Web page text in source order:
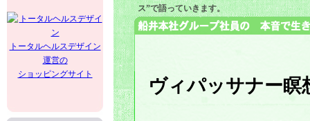
トータルヘルスデザイン
運営の
ショッピングサイト
ス”で語っていきます。
ヴィパッサナー瞑